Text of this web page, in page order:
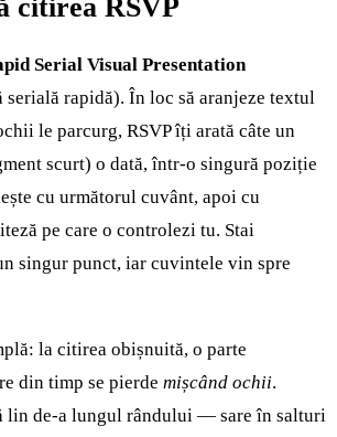
citirea RSVP
Serial Visual Presentation
rapidă). În loc să aranjeze textul
le parcurg, RSVP îți arată câte un
scurt) o dată, într-o singură poziție
cu următorul cuvânt, apoi cu
pe care o controlezi tu. Stai
singur punct, iar cuvintele vin spre
la citirea obișnuită, o parte
din timp se pierde mișcând ochii.
lin de-a lungul rândului — sare în salturi